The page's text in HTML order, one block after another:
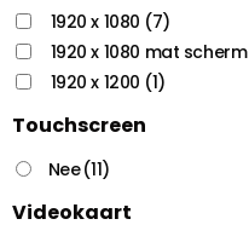
1920 x 1080 (7)
1920 x 1080 mat scherm
1920 x 1200 (1)
Touchscreen
Nee(11)
Videokaart